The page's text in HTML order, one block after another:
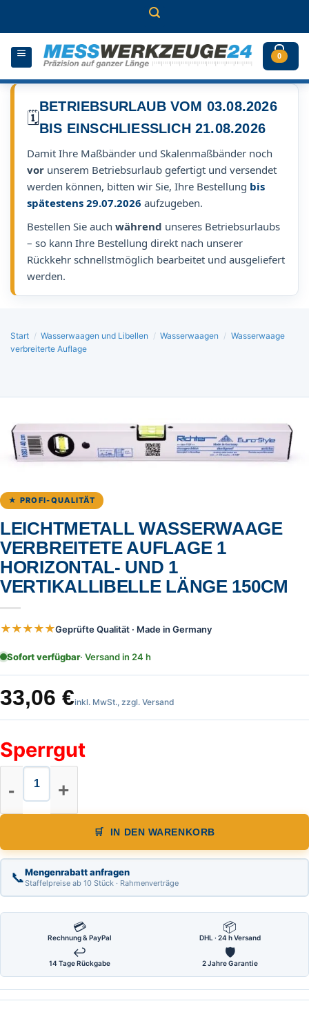
0
🗓️
BETRIEBSURLAUB VOM 03.08.2026
BIS EINSCHLIESSLICH 21.08.2026
Damit Ihre Maßbänder und Skalenmaßbänder noch
vor unserem Betriebsurlaub gefertigt und versendet
werden können, bitten wir Sie, Ihre Bestellung bis
spätestens 29.07.2026 aufzugeben.
Bestellen Sie auch während unseres Betriebsurlaubs
– so kann Ihre Bestellung direkt nach unserer
Rückkehr schnellstmöglich bearbeitet und ausgeliefert
werden.
Start / Wasserwaagen und Libellen / Wasserwaagen / Wasserwaage
verbreiterte Auflage
★ PROFI-QUALITÄT
LEICHTMETALL WASSERWAAGE
VERBREITETE AUFLAGE 1
HORIZONTAL- UND 1
VERTIKALLIBELLE LÄNGE 150CM
★★★★★Geprüfte Qualität · Made in Germany
Sofort verfügbar· Versand in 24 h
33,06 €inkl. MwSt., zzgl. Versand
Sperrgut
Leichtmetall Wasserwaage
IN DEN WARENKORB
📞Mengenrabatt anfragen
Staffelpreise ab 10 Stück · Rahmenverträge
💳
Rechnung & PayPal
📦
DHL · 24 h Versand
↩
14 Tage Rückgabe
🛡
2 Jahre Garantie